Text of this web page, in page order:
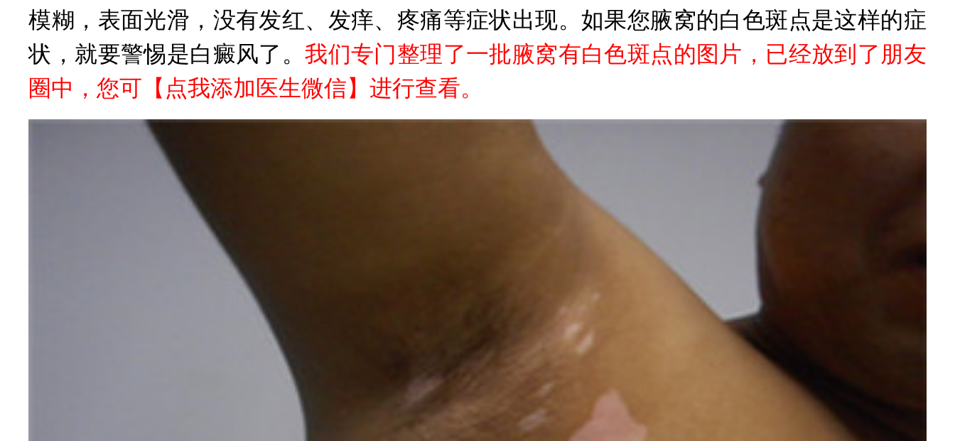
模糊，表面光滑，没有发红、发痒、疼痛等症状出现。如果您腋窝的白色斑点是这样的症
状，就要警惕是白癜风了。我们专门整理了一批腋窝有白色斑点的图片，已经放到了朋友
圈中，您可【 点我添加医生微信】进行查看。